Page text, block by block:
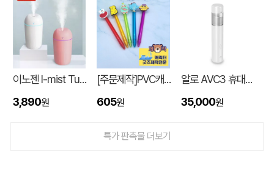
이노젠 I-mist Tumbler 미니가습기 420ml
3,890원
[주문제작]PVC캐릭터 디오네캔디볼펜(2D)
605원
알로 AVC3 휴대용 3in1 에어건 핸디 차량용 무선청소기
35,000원
특가 판촉물 더보기
이OO 스탠다드 에코백 (350x100x370mm)